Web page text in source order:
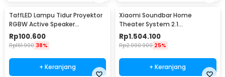
TaffLED Lampu Tidur Proyektor
RGBW Active Speaker
Bluetooth Remote - BL-XK01
Rp100.600
Rp161.900 38%
+ Keranjang
Xiaomi Soundbar Home
Theater System 2.1
Subwoofers 100W Bluetooth
5.0 - MDZ-35-DA
Rp1.504.100
Rp2.000.900 25%
+ Keranjang